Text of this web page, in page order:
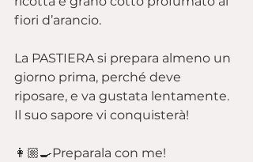
fiori d’arancio.
La PASTIERA si prepara almeno un
giorno prima, perché deve
riposare, e va gustata lentamente.
Il suo sapore vi conquisterà!
👩🏼‍🍳Preparala con me!